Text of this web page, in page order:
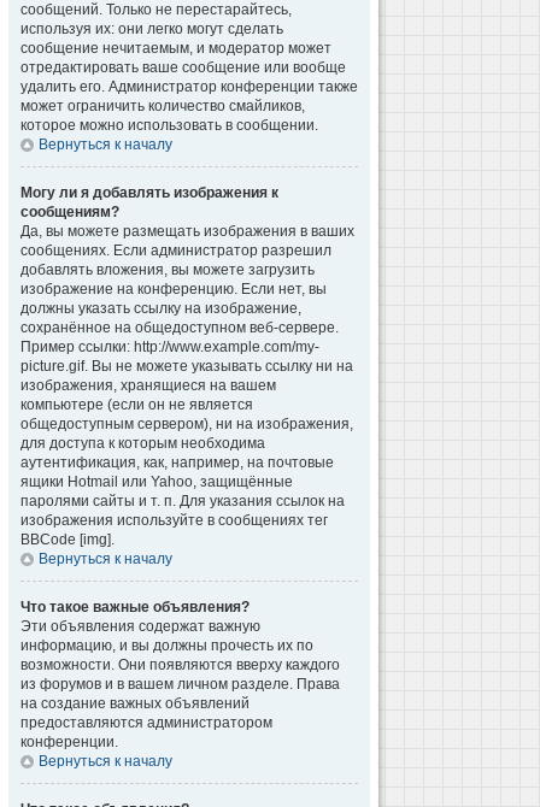
сообщений. Только не перестарайтесь,
используя их: они легко могут сделать
сообщение нечитаемым, и модератор может
отредактировать ваше сообщение или вообще
удалить его. Администратор конференции также
может ограничить количество смайликов,
которое можно использовать в сообщении.
Вернуться к началу
Могу ли я добавлять изображения к
сообщениям?
Да, вы можете размещать изображения в ваших
сообщениях. Если администратор разрешил
добавлять вложения, вы можете загрузить
изображение на конференцию. Если нет, вы
должны указать ссылку на изображение,
сохранённое на общедоступном веб-сервере.
Пример ссылки: http://www.example.com/my-
picture.gif. Вы не можете указывать ссылку ни на
изображения, хранящиеся на вашем
компьютере (если он не является
общедоступным сервером), ни на изображения,
для доступа к которым необходима
аутентификация, как, например, на почтовые
ящики Hotmail или Yahoo, защищённые
паролями сайты и т. п. Для указания ссылок на
изображения используйте в сообщениях тег
BBCode [img].
Вернуться к началу
Что такое важные объявления?
Эти объявления содержат важную
информацию, и вы должны прочесть их по
возможности. Они появляются вверху каждого
из форумов и в вашем личном разделе. Права
на создание важных объявлений
предоставляются администратором
конференции.
Вернуться к началу